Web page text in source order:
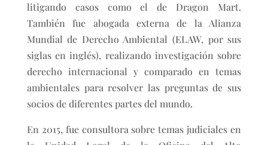
litigando casos como el de Dragon Mart.
También fue abogada externa de la Alianza
Mundial de Derecho Ambiental (ELAW, por sus
siglas en inglés), realizando investigación sobre
derecho internacional y comparado en temas
ambientales para resolver las preguntas de sus
socios de diferentes partes del mundo.
En 2015, fue consultora sobre temas judiciales en